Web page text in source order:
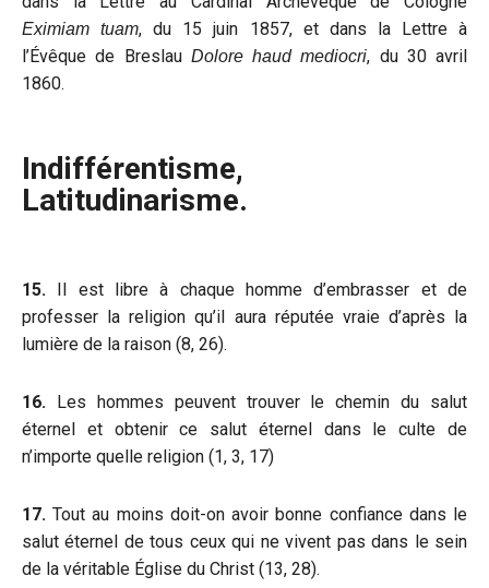
Eximiam tuam, du 15 juin 1857, et dans la Lettre à
l’Évêque de Breslau Dolore haud mediocri, du 30 avril
1860.
Indifférentisme,
Latitudinarisme.
15. Il est libre à chaque homme d’embrasser et de
professer la religion qu’il aura réputée vraie d’après la
lumière de la raison (8, 26).
16. Les hommes peuvent trouver le chemin du salut
éternel et obtenir ce salut éternel dans le culte de
n’importe quelle religion (1, 3, 17)
17. Tout au moins doit-on avoir bonne confiance dans le
salut éternel de tous ceux qui ne vivent pas dans le sein
de la véritable Église du Christ (13, 28).